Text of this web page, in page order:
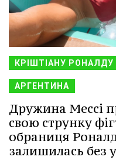
КРІШТІАНУ РОНАЛДУ
АРГЕНТИНА
Дружина Мессі
свою струнку
обраниця
залишилась без